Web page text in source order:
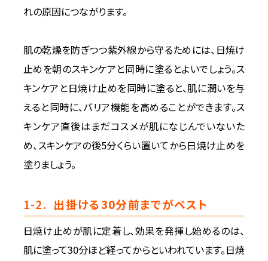
れの原因につながります。
肌の乾燥を防ぎつつ紫外線から守るためには、日焼け
止めを朝のスキンケアと同時に塗るとよいでしょう。ス
キンケアと日焼け止めを同時に塗ると、肌に潤いを与
えると同時に、バリア機能を高めることができます。ス
キンケア直後はまだコスメが肌になじんでいないた
め、スキンケアの後5分くらい置いてから日焼け止めを
塗りましょう。
1-2. 出掛ける30分前までがベスト
日焼け止めが肌に定着し、効果を発揮し始めるのは、
肌に塗って30分ほど経ってからといわれています。日焼